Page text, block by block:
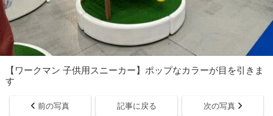
【ワークマン 子供用スニーカー】ポップなカラーが目を引きま
す
前の写真 記事に戻る 次の写真